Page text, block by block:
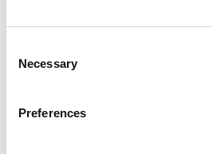
Selection
Necessary
Preferences
Di seguito tutti i contenuti taggati
ISCRIVITI ALLA
Resta aggiornato su tutte le